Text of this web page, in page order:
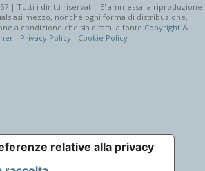
| Tutti i diritti riservati - E' ammessa la riproduzione
mezzo, nonché ogni forma di distribuzione,
a condizione che sia citata la fonte Copyright &
- Privacy Policy- Cookie Policy
relative alla privacy